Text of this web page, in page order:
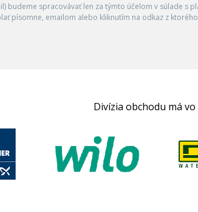
budeme spracovávať len za týmto účelom v súlade s
písomne, emailom alebo kliknutím na odkaz z
Divízia obchodu má